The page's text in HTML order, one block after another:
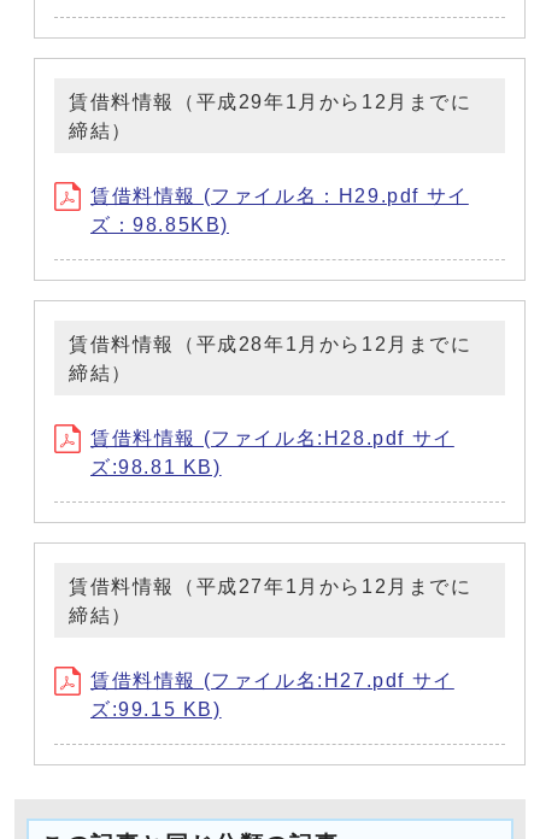
賃借料情報（平成29年1月から12月までに
締結）
賃借料情報 (ファイル名：H29.pdf サイ
ズ：98.85KB)
賃借料情報（平成28年1月から12月までに
締結）
賃借料情報 (ファイル名:H28.pdf サイ
ズ:98.81 KB)
賃借料情報（平成27年1月から12月までに
締結）
賃借料情報 (ファイル名:H27.pdf サイ
ズ:99.15 KB)